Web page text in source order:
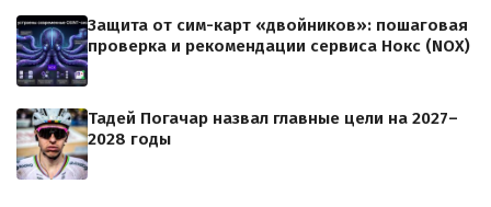
Защита от сим-карт «двойников»: пошаговая
проверка и рекомендации сервиса Нокс (NOX)
Тадей Погачар назвал главные цели на 2027–
2028 годы